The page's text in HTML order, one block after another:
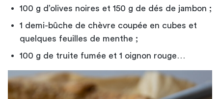
100 g d’olives noires et 150 g de dés de jambon ;
1 demi-bûche de chèvre coupée en cubes et
quelques feuilles de menthe ;
100 g de truite fumée et 1 oignon rouge…